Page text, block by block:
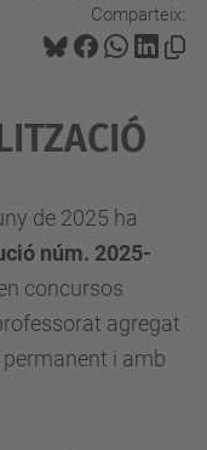
Comparteix:
de 2025 ha
núm. 2025-
concursos
agregat
i amb